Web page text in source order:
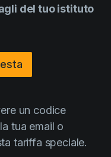
del tuo istituto
un codice
tua email o
tariffa speciale.